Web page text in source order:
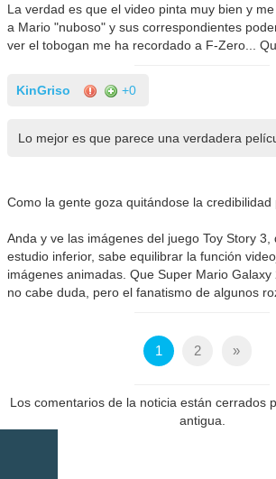
La verdad es que el video pinta muy bien y
a Mario "nuboso" y sus correspondientes
ver el tobogan me ha recordado a F-Zero...
KinGriso +0
Lo mejor es que parece una verdadera
Como la gente goza quitándose la
Anda y ve las imágenes del juego Toy Story 3,
estudio inferior, sabe equilibrar la función
imágenes animadas. Que Super Mario
no cabe duda, pero el fanatismo de algunos
1 2 »
Los comentarios de la noticia están cerrados
antigua.